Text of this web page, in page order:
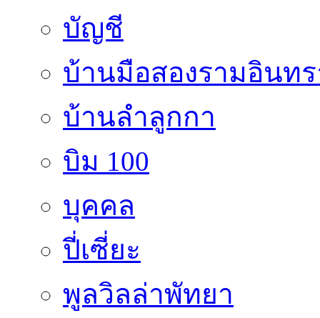
บัญชี
บ้านมือสองรามอินท
บ้านลำลูกกา
บิม 100
บุคคล
ปี่เซี่ยะ
พูลวิลล่าพัทยา